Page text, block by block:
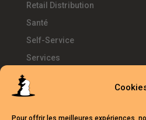
Pour offrir les meilleures expériences,
Retail Distribution
Santé
Self-Service
Services
Télétravail